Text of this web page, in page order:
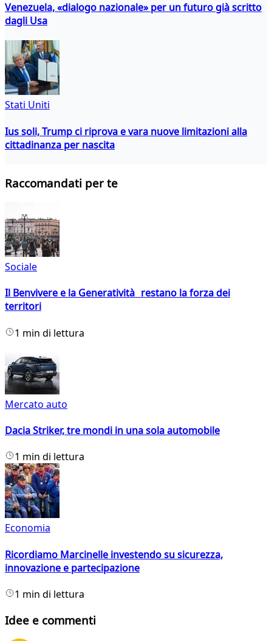
Venezuela, «dialogo nazionale» per un futuro già scritto
dagli Usa
Stati Uniti
Ius soli, Trump ci riprova e vara nuove limitazioni alla
cittadinanza per nascita
Raccomandati per te
Sociale
Il Benvivere e la Generatività restano la forza dei
territori
1 min di lettura
Mercato auto
Dacia Striker, tre mondi in una sola automobile
1 min di lettura
Economia
Ricordiamo Marcinelle investendo su sicurezza,
innovazione e partecipazione
1 min di lettura
Idee e commenti